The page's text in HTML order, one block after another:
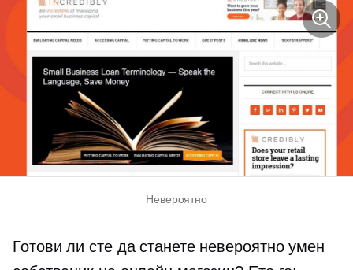
Невероятно
Готови ли сте да станете невероятно умен